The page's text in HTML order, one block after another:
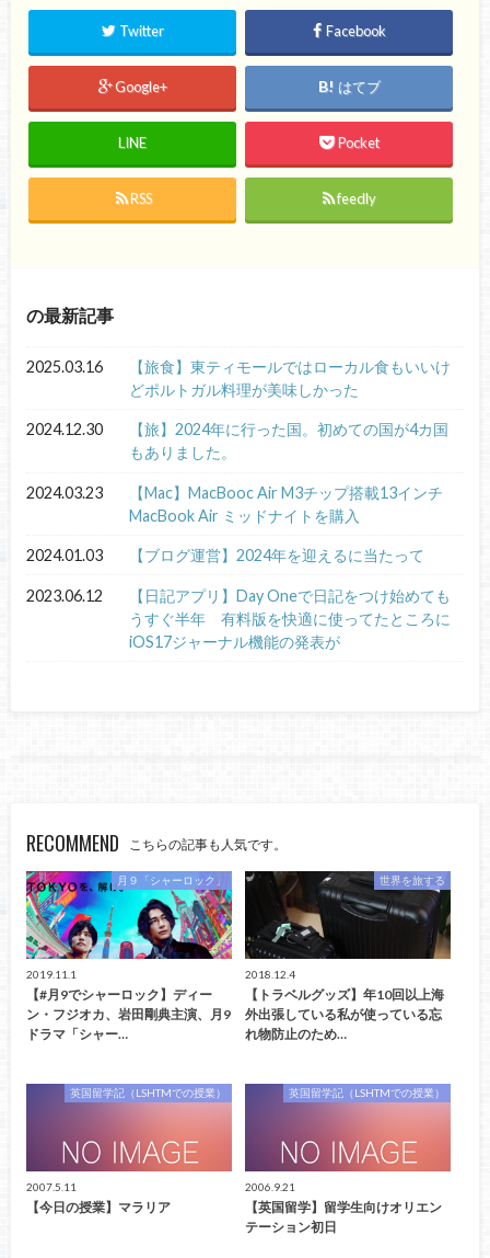
Twitter Facebook
Google+ はてブ
LINE Pocket
RSS feedly
の最新記事
2025.03.16
【旅食】東ティモールではローカル食もいいけ
どポルトガル料理が美味しかった
2024.12.30
【旅】2024年に行った国。初めての国が4カ国
もありました。
2024.03.23
【Mac】MacBooc Air M3チップ搭載13インチ
MacBook Air ミッドナイトを購入
2024.01.03 【ブログ運営】2024年を迎えるに当たって
2023.06.12
【日記アプリ】Day Oneで日記をつけ始めても
うすぐ半年 有料版を快適に使ってたところに
iOS17ジャーナル機能の発表が
RECOMMEND こちらの記事も人気です。
月９「シャーロック」
2019.11.1
【#月9でシャーロック】ディー
ン・フジオカ、岩田剛典主演、月9
ドラマ「シャー…
世界を旅する
2018.12.4
【トラベルグッズ】年10回以上海
外出張している私が使っている忘
れ物防止のため…
英国留学記（LSHTMでの授業）
2007.5.11
【今日の授業】マラリア
英国留学記（LSHTMでの授業）
2006.9.21
【英国留学】留学生向けオリエン
テーション初日